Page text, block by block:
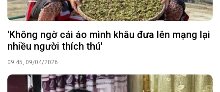
'Không ngờ cái áo mình khâu đưa lên mạng lại
nhiều người thích thú'
09:45, 09/04/2026